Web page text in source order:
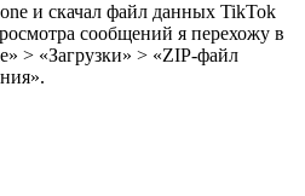
и скачал файл данных TikTok
сообщений я перехожу в
> «Загрузки» > «ZIP-файл